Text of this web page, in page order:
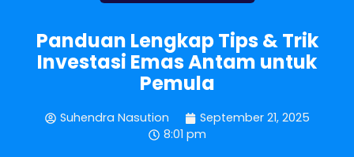
Panduan Lengkap Tips & Trik
Investasi Emas Antam untuk
Pemula
Suhendra Nasution
September 21, 2025
8:01 pm